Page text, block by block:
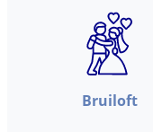
Bruiloft